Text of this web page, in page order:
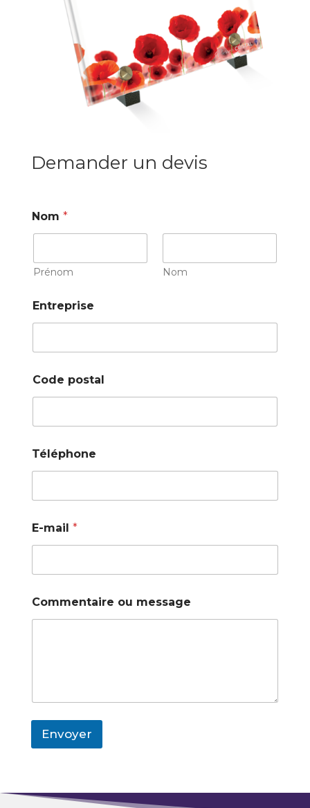
Demander un devis
Nom *
Prénom Nom
Entreprise
Code postal
Téléphone
E-mail *
Commentaire ou message
Envoyer